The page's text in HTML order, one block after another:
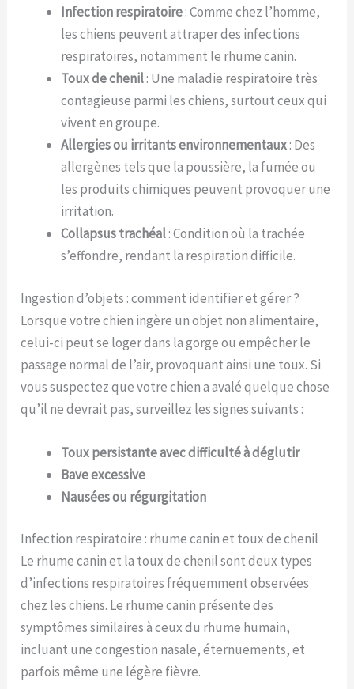
Infection respiratoire: Comme chez l’homme,
les chiens peuvent attraper des infections
respiratoires, notamment le rhume canin.
Toux de chenil: Une maladie respiratoire très
contagieuse parmi les chiens, surtout ceux qui
vivent en groupe.
Allergies ou irritants environnementaux: Des
allergènes tels que la poussière, la fumée ou
les produits chimiques peuvent provoquer une
irritation.
Collapsus trachéal: Condition où la trachée
s’effondre, rendant la respiration difficile.
Ingestion d’objets : comment identifier et gérer ?
Lorsque votre chien ingère un objet non alimentaire,
celui-ci peut se loger dans la gorge ou empêcher le
passage normal de l’air, provoquant ainsi une toux. Si
vous suspectez que votre chien a avalé quelque chose
qu’il ne devrait pas, surveillez les signes suivants :
Toux persistante avec difficulté à déglutir
Bave excessive
Nausées ou régurgitation
Infection respiratoire : rhume canin et toux de chenil
Le rhume canin et la toux de chenil sont deux types
d’infections respiratoires fréquemment observées
chez les chiens. Le rhume canin présente des
symptômes similaires à ceux du rhume humain,
incluant une congestion nasale, éternuements, et
parfois même une légère fièvre.